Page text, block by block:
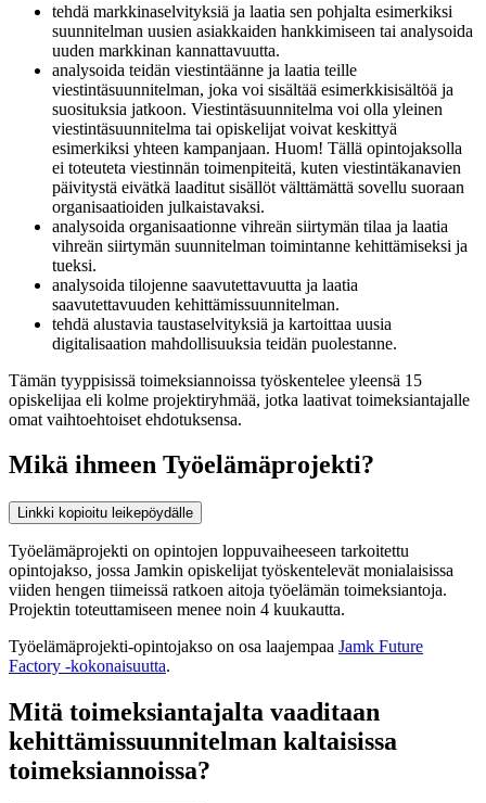
tehdä markkinaselvityksiä ja laatia sen pohjalta esimerkiksi
suunnitelman uusien asiakkaiden hankkimiseen tai analysoida
uuden markkinan kannattavuutta.
analysoida teidän viestintäänne ja laatia teille
viestintäsuunnitelman, joka voi sisältää esimerkkisisältöä ja
suosituksia jatkoon. Viestintäsuunnitelma voi olla yleinen
viestintäsuunnitelma tai opiskelijat voivat keskittyä
esimerkiksi yhteen kampanjaan. Huom! Tällä opintojaksolla
ei toteuteta viestinnän toimenpiteitä, kuten viestintäkanavien
päivitystä eivätkä laaditut sisällöt välttämättä sovellu suoraan
organisaatioiden julkaistavaksi.
analysoida organisaationne vihreän siirtymän tilaa ja laatia
vihreän siirtymän suunnitelman toimintanne kehittämiseksi ja
tueksi.
analysoida tilojenne saavutettavuutta ja laatia
saavutettavuuden kehittämissuunnitelman.
tehdä alustavia taustaselvityksiä ja kartoittaa uusia
digitalisaation mahdollisuuksia teidän puolestanne.
Tämän tyyppisissä toimeksiannoissa työskentelee yleensä 15
opiskelijaa eli kolme projektiryhmää, jotka laativat toimeksiantajalle
omat vaihtoehtoiset ehdotuksensa.
Mikä ihmeen Työelämäprojekti?
Linkki kopioitu leikepöydälle
Työelämäprojekti on opintojen loppuvaiheeseen tarkoitettu
opintojakso, jossa Jamkin opiskelijat työskentelevät monialaisissa
viiden hengen tiimeissä ratkoen aitoja työelämän toimeksiantoja.
Projektin toteuttamiseen menee noin 4 kuukautta.
Työelämäprojekti-opintojakso on osa laajempaa Jamk Future
Factory -kokonaisuutta.
Mitä toimeksiantajalta vaaditaan
kehittämissuunnitelman kaltaisissa
toimeksiannoissa?